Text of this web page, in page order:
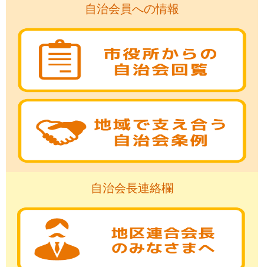
自治会員への情報
自治会長連絡欄